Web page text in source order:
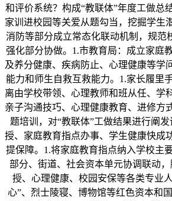
和评价系统？构成“教联体”年度工做总
家训进校园等关爱从题勾当，挖掘学生
消防等部分成立常态化联动机制，规范
强化部分协做。1.市教育局：成立家庭
及养分健康、疾病防止、心理健康等学
能力和师生自救互救能力。1.家长履里
离由学校带领、心理教师和班从任、学
亲子沟通技巧、心理健康教育、进修方
题培训，对“教联体”工做结果进行阐
授、家庭教育指点办事、学生健康快成
提保障。1.将家庭教育指点纳入学校主
部分、街道、社会资本单元协调联动
授、心理健康、校园安保等各类专业
心”、烈士陵寝、博物馆等红色资本和